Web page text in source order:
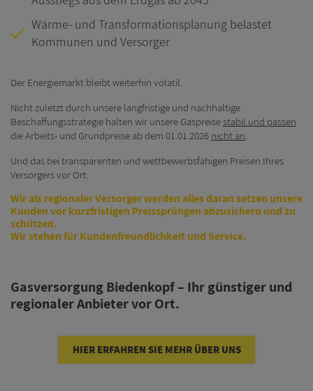
Anschlussbedingungen
Lieferantenrahmenvertrag
Lastprofilverfahren
Unternehmen
Kontakt
Wärme- und Transformationsplanung belastet
Kommunen und Versorger
Der Energiemarkt bleibt weiterhin volatil.
Nicht zuletzt durch unsere langfristige und nachhaltige
Beschaffungsstrategie halten wir unsere Gaspreise stabil und passen
die Arbeits- und Grundpreise ab dem 01.01.2026 nicht an.
Und das bei transparenten und wettbewerbsfähigen Preisen Ihres
Versorgers vor Ort.
Wir als regionaler Versorger werden alles daran setzen unsere
Kunden vor kurzfristigen Preissprüngen abzusichern und zu
schützen.
Wir stehen für Kundenfreundlichkeit und Service.
Gasversorgung Biedenkopf – Ihr günstiger und
regionaler Anbieter vor Ort.
HIER ERFAHREN SIE MEHR ÜBER UNS